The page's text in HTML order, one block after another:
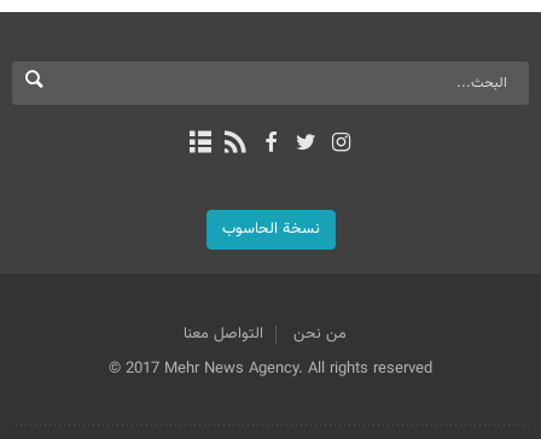
نسخة الحاسوب
من نحن
التواصل معنا
© 2017 Mehr News Agency. All rights reserved